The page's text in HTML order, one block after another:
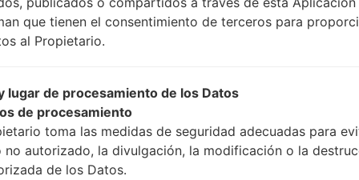
que tienen el consentimiento de terceros para
al Propietario.
lugar de procesamiento de los Datos
de procesamiento
toma las medidas de seguridad adecuadas para
no autorizado, la divulgación, la modificación o la
de los Datos.